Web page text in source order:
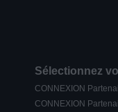
Sélectionnez
CONNEXION
CONNEXION